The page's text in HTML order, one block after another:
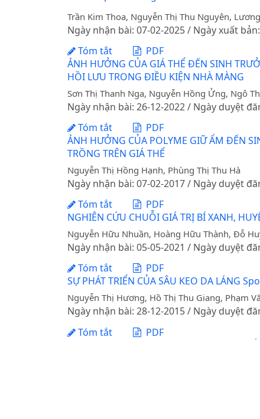
Trần Kim Thoa, Nguyễn Thị Thu Nguyên,
Ngày nhận bài: 07-02-2025 / Ngày xuất
Tóm tắt
PDF
ẢNH HƯỞNG CỦA GIÁ THỂ ĐẾN SINH
HỒI LƯU TRONG ĐIỀU KIỆN NHÀ MÀNG
Sơn Thị Thanh Nga, Nguyễn Hồng Ửng, Ngô
Ngày nhận bài: 26-12-2022 / Ngày duyệt
Tóm tắt
PDF
ẢNH HƯỞNG CỦA POLYME GIỮ ẨM ĐẾN
TRỒNG TRÊN GIÁ THỂ
Nguyễn Thị Hồng Hạnh, Phùng Thị Thu Hà
Ngày nhận bài: 07-02-2017 / Ngày duyệt
Tóm tắt
PDF
NGHIÊN CỨU CHUỖI GIÁ TRỊ BÍ XANH,
Nguyễn Hữu Nhuần, Hoàng Hữu Thành, Đỗ
Ngày nhận bài: 05-05-2021 / Ngày duyệt
Tóm tắt
PDF
SỰ PHÁT TRIỂN CỦA SÂU KEO DA LÁNG
Nguyễn Thị Hương, Hồ Thị Thu Giang, Phạm
Ngày nhận bài: 28-12-2015 / Ngày duyệt
Tóm tắt
PDF